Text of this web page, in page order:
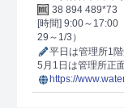
38 894 489*73
[時間] 9:00～17:00
29～1/3）
平日は管理所1階
5月1日は管理所正
https://